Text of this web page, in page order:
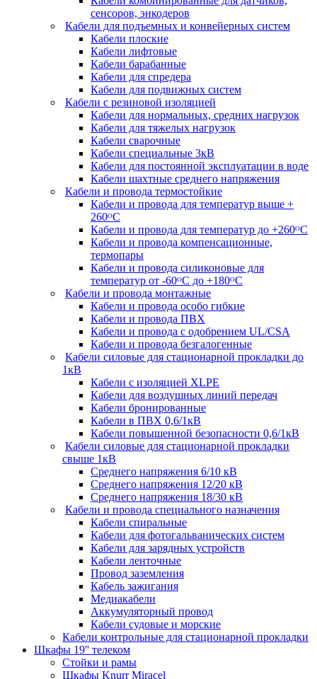
cенсоров, энкодеров
Кабели для подъемных и конвейерных систем
Кабели плоские
Кабели лифтовые
Кабели барабанные
Кабели для спредера
Кабели для подвижных систем
Кабели с резиновой изоляцией
Кабели для нормальных, средних нагрузок
Кабели для тяжелых нагрузок
Кабели сварочные
Кабели специальные 3кВ
Кабели для постоянной эксплуатации в воде
Кабели шахтные среднего напряжения
Кабели и провода термостойкие
Кабели и провода для температур выше +
260ᴼС
Кабели и провода для температур до +260ᴼС
Кабели и провода компенсационные,
термопары
Кабели и провода силиконовые для
температур от -60ᴼC до +180ᴼС
Кабели и провода монтажные
Кабели и провода особо гибкие
Кабели и провода ПВХ
Кабели и провода с одобрением UL/CSA
Кабели и провода безгалогенные
Кабели силовые для стационарной прокладки до
1кВ
Кабели c изоляцией XLPE
Кабели для воздушных линий передач
Кабели бронированные
Кабели в ПВХ 0,6/1кВ
Кабели повышенной безопасности 0,6/1кВ
Кабели силовые для стационарной прокладки
свыше 1кВ
Среднего напряжения 6/10 кВ
Среднего напряжения 12/20 кВ
Среднего напряжения 18/30 кВ
Кабели и провода специального назначения
Кабели спиральные
Кабели для фотогальванических систем
Кабели для зарядных устройств
Кабели ленточные
Провод заземления
Кабель зажигания
Медиакабели
Аккумуляторный провод
Кабели судовые и морские
Кабели контрольные для стационарной прокладки
Шкафы 19'' телеком
Стойки и рамы
Шкафы Knurr Miracel